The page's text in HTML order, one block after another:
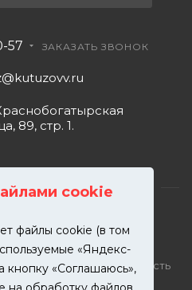
cookie
файлы cookie (в том
«Яндекс-
кнопку «Соглашаюсь»,
57 ЗАКАЗАТЬ ЗВОНОК
89, стр. 1.
ремонт и покраска
на сайте – собственность